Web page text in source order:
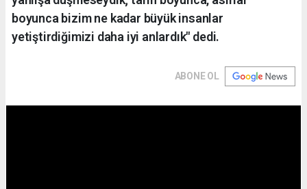
boyunca bizim ne kadar büyük insanlar
yetiştirdiğimizi daha iyi anlardık" dedi.
ABONE OL